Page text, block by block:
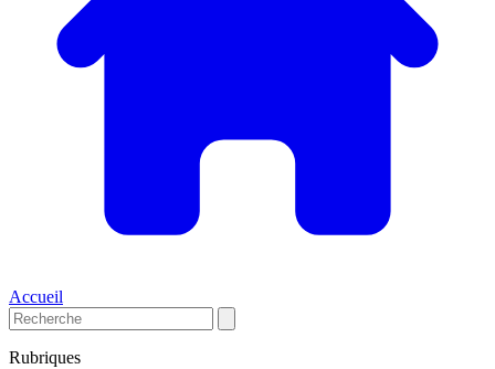
Accueil
Rubriques